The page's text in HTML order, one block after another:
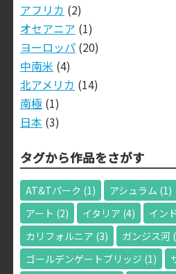
アフリカ (2)
オセアニア (1)
ヨーロッパ(20)
中南米 (4)
北アメリカ (14)
南極 (1)
日本 (3)
タグから作品をさがす
AT&Tパーク (1) アシュラム (1)
アート (2) イタリア (4) インド
カリフォルニア (3) ガンジス河
ゴールデンゲートブリッジ (1)